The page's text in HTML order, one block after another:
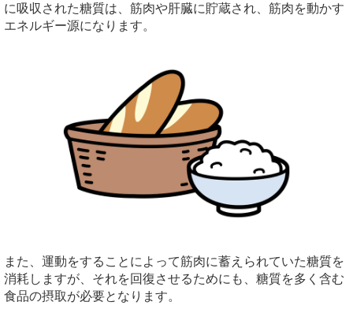
に吸収された糖質は、筋肉や肝臓に貯蔵され、筋肉を動かす
エネルギー源になります。
また、運動をすることによって筋肉に蓄えられていた糖質を
消耗しますが、それを回復させるためにも、糖質を多く含む
食品の摂取が必要となります。